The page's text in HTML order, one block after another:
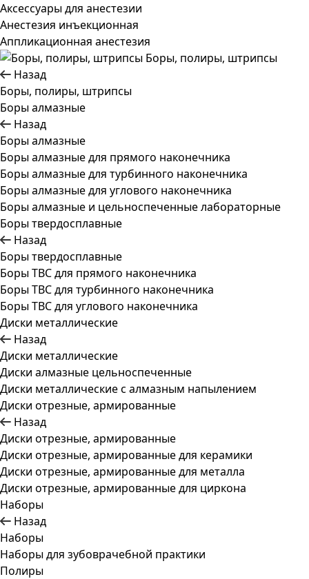
Аксессуары для анестезии
Анестезия инъекционная
Аппликационная анестезия
Боры, полиры, штрипсы
Назад
Боры, полиры, штрипсы
Боры алмазные
Назад
Боры алмазные
Боры алмазные для прямого наконечника
Боры алмазные для турбинного наконечника
Боры алмазные для углового наконечника
Боры алмазные и цельноспеченные лабораторные
Боры твердосплавные
Назад
Боры твердосплавные
Боры ТВС для прямого наконечника
Боры ТВС для турбинного наконечника
Боры ТВС для углового наконечника
Диски металлические
Назад
Диски металлические
Диски алмазные цельноспеченные
Диски металлические с алмазным напылением
Диски отрезные, армированные
Назад
Диски отрезные, армированные
Диски отрезные, армированные для керамики
Диски отрезные, армированные для металла
Диски отрезные, армированные для циркона
Наборы
Назад
Наборы
Наборы для зубоврачебной практики
Полиры